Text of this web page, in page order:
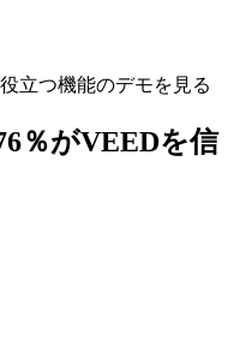
立つ機能のデモを見る
％がVEEDを信